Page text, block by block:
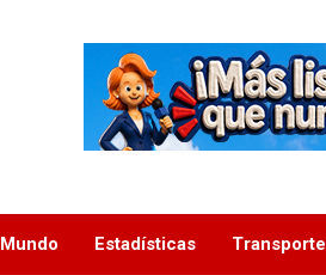
Mundo Estadísticas Transporte